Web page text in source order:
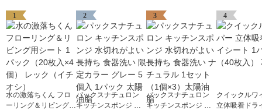
1
水の激落ちくん フロ
ーリング＆リビング用
2
パックスナチュロン
キッチンスポンジ 水
3
パックスナチュロン
キッチンスポンジ 水
4
クイックルワ
立体吸着ドラ